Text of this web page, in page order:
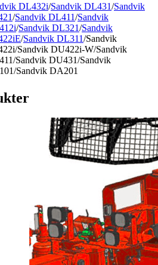
DL432i/Sandvik DL431/Sandvik
/Sandvik DL411/Sandvik
/Sandvik DL321/Sandvik
/Sandvik DL311/Sandvik
Sandvik DU422i-W/Sandvik
Sandvik DU431/Sandvik
Sandvik DA201